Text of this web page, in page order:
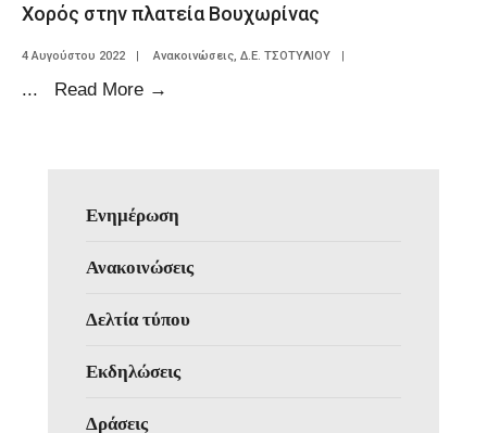
Χορός στην πλατεία Βουχωρίνας
4 Αυγούστου 2022 Ανακοινώσεις, Δ.Ε. ΤΣΟΤΥΛΙΟΥ
... Read More →
Ενημέρωση
Ανακοινώσεις
Δελτία τύπου
Εκδηλώσεις
Δράσεις